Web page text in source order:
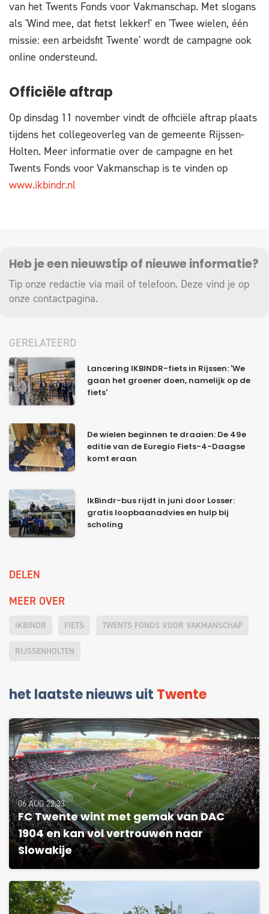
van het Twents Fonds voor Vakmanschap. Met slogans
als 'Wind mee, dat fietst lekker!' en 'Twee wielen, één
missie: een arbeidsfit Twente' wordt de campagne ook
online ondersteund.
Officiële aftrap
Op dinsdag 11 november vindt de officiële aftrap plaats
tijdens het collegeoverleg van de gemeente Rijssen-
Holten. Meer informatie over de campagne en het
Twents Fonds voor Vakmanschap is te vinden op
www.ikbindr.nl
Heb je een nieuwstip of nieuwe informatie?
Tip onze redactie via mail of telefoon. Deze vind je op
onze contactpagina.
GERELATEERD
Lancering IKBINDR-fiets in Rijssen: 'We
gaan het groener doen, namelijk op de
fiets'
De wielen beginnen te draaien: De 49e
editie van de Euregio Fiets-4-Daagse
komt eraan
IkBindr-bus rijdt in juni door Losser:
gratis loopbaanadvies en hulp bij
scholing
DELEN
MEER OVER
IKBINDR FIETS TWENTS FONDS VOOR VAKMANSCHAP
RIJSSENHOLTEN
het laatste nieuws uit Twente
06 AUG 22:33
FC Twente wint met gemak van DAC
1904 en kan vol vertrouwen naar
Slowakije